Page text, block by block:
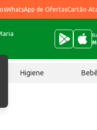
WhatsApp de OfertasCartão
Higiene